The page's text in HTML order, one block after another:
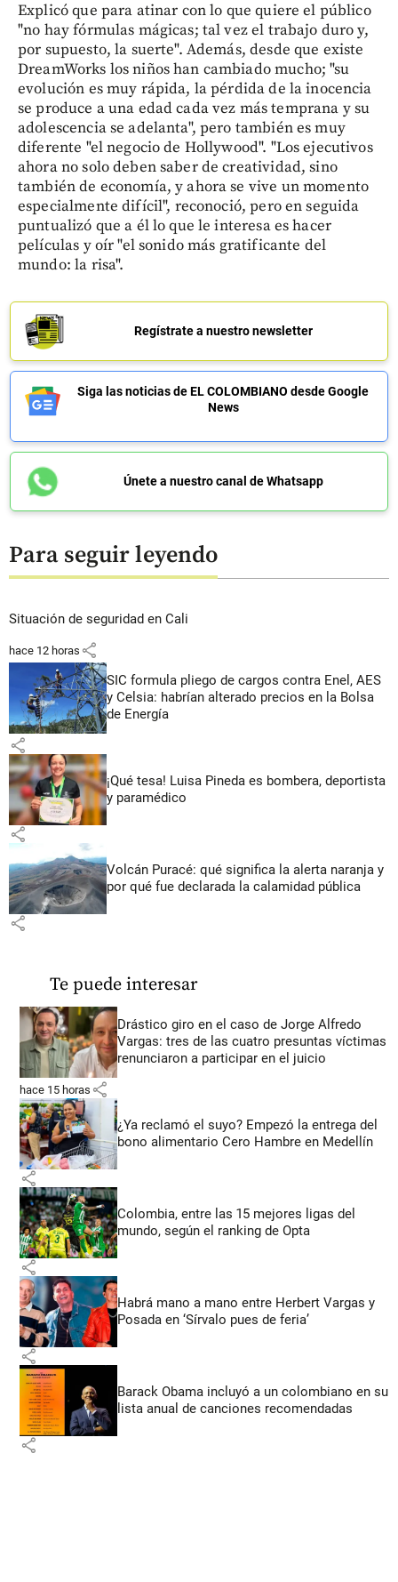
Explicó que para atinar con lo que quiere el público
"no hay fórmulas mágicas; tal vez el trabajo duro y,
por supuesto, la suerte". Además, desde que existe
DreamWorks los niños han cambiado mucho; "su
evolución es muy rápida, la pérdida de la inocencia
se produce a una edad cada vez más temprana y su
adolescencia se adelanta", pero también es muy
diferente "el negocio de Hollywood". "Los ejecutivos
ahora no solo deben saber de creatividad, sino
también de economía, y ahora se vive un momento
especialmente difícil", reconoció, pero en seguida
puntualizó que a él lo que le interesa es hacer
películas y oír "el sonido más gratificante del
mundo: la risa".
Regístrate a nuestro newsletter
Siga las noticias de EL COLOMBIANO desde Google
News
Únete a nuestro canal de Whatsapp
Para seguir leyendo
Situación de seguridad en Cali
hace 12 horas share
SIC formula pliego de cargos contra Enel, AES
y Celsia: habrían alterado precios en la Bolsa
de Energía
share
¡Qué tesa! Luisa Pineda es bombera, deportista
y paramédico
share
Volcán Puracé: qué significa la alerta naranja y
por qué fue declarada la calamidad pública
share
Te puede interesar
Drástico giro en el caso de Jorge Alfredo
Vargas: tres de las cuatro presuntas víctimas
renunciaron a participar en el juicio
hace 15 horas share
¿Ya reclamó el suyo? Empezó la entrega del
bono alimentario Cero Hambre en Medellín
share
Colombia, entre las 15 mejores ligas del
mundo, según el ranking de Opta
share
Habrá mano a mano entre Herbert Vargas y
Posada en ‘Sírvalo pues de feria’
share
Barack Obama incluyó a un colombiano en su
lista anual de canciones recomendadas
share